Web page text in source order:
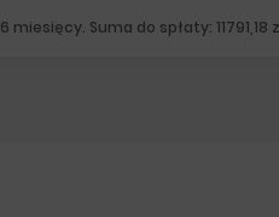
miesięcy. Suma do spłaty: 11791,18